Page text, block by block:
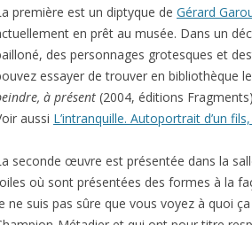
première est un diptyque de Gérard
en prêt au musée. Dans un
des personnages grotesques et
essayer de trouver en bibliothèque
à présent (2004, éditions
aussi L’intranquille. Autoportrait d’un
seconde œuvre est présentée dans la
où sont présentées des formes à la
ne suis pas sûre que vous voyez à quoi